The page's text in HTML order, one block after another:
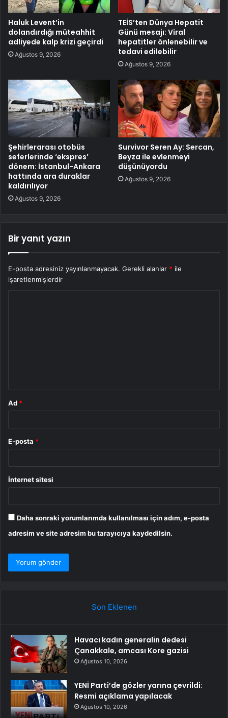
Haluk Levent’in
dolandırdığı müteahhit
adliyede kalp krizi geçirdi
Ağustos 9, 2026
TEİS’ten Dünya Hepatit
Günü mesajı: Viral
hepatitler önlenebilir ve
tedavi edilebilir
Ağustos 9, 2026
Şehirlerarası otobüs
seferlerinde ‘ekspres’
dönem: İstanbul-Ankara
hattında ara duraklar
kaldırılıyor
Ağustos 9, 2026
Survivor Seren Ay: Sercan,
Beyza ile evlenmeyi
düşünüyordu
Ağustos 9, 2026
Bir yanıt yazın
E-posta adresiniz yayınlanmayacak. Gerekli alanlar * ile
işaretlenmişlerdir
Ad *
E-posta *
İnternet sitesi
Daha sonraki yorumlarımda kullanılması için adım, e-posta
adresim ve site adresim bu tarayıcıya kaydedilsin.
Son Eklenen
Havacı kadın generalin dedesi
Çanakkale, amcası Kore gazisi
Ağustos 10, 2026
YENİ Parti’de gözler yarına çevrildi:
Resmi açıklama yapılacak
Ağustos 10, 2026